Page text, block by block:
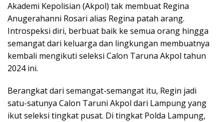
Akademi Kepolisian (Akpol) tak membuat Regina
Anugerahanni Rosari alias Regina patah arang.
Introspeksi diri, berbuat baik ke semua orang hingga
semangat dari keluarga dan lingkungan membuatnya
kembali mengikuti seleksi Calon Taruna Akpol tahun
2024 ini.
Berangkat dari semangat-semangat itu, Regin jadi
satu-satunya Calon Taruni Akpol dari Lampung yang
ikut seleksi tingkat pusat. Di tingkat Polda Lampung,